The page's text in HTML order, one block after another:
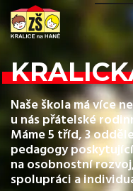
Naše škola má více
u nás přátelské
Máme 5 tříd, 3
pedagogy
na osobnostní
spolupráci a